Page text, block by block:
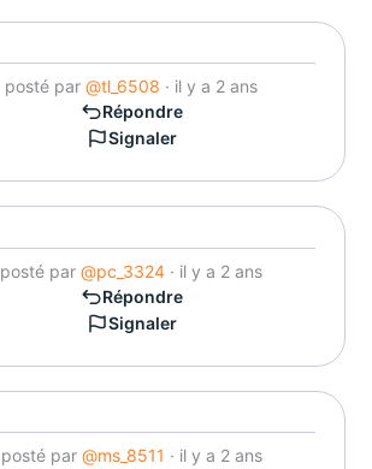
posté par @tl_6508 · il y a 2 ans
Répondre
Signaler
posté par @pc_3324 · il y a 2 ans
Répondre
Signaler
posté par @ms_8511 · il y a 2 ans